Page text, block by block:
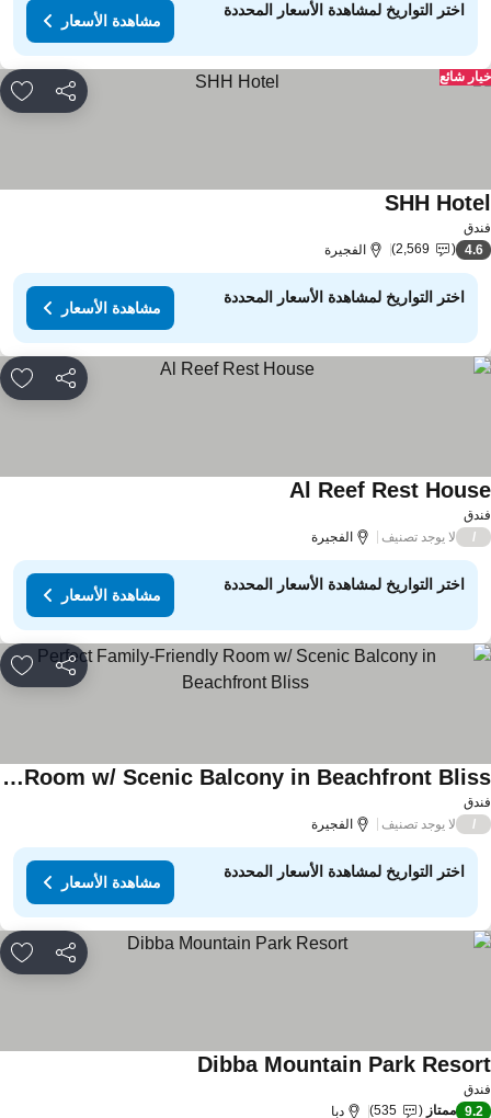
اختر التواريخ لمشاهدة الأسعار المحددة
مشاهدة الأسعار
مشاركة
شائع
SHH
4.6
2,569 الفجيرة
اختر التواريخ لمشاهدة الأسعار المحددة
مشاهدة الأسعار
مشاركة
Al Reef Rest
لا يوجد تصنيف الفجيرة
اختر التواريخ لمشاهدة الأسعار المحددة
مشاهدة الأسعار
مشاركة
Perfect Family-Friendly Room w/ Scenic Balcony in Beachfront Bliss
لا يوجد تصنيف الفجيرة
اختر التواريخ لمشاهدة الأسعار المحددة
مشاهدة الأسعار
مشاركة
Dibba Mountain Park
9.2 ممتاز 535 دبا